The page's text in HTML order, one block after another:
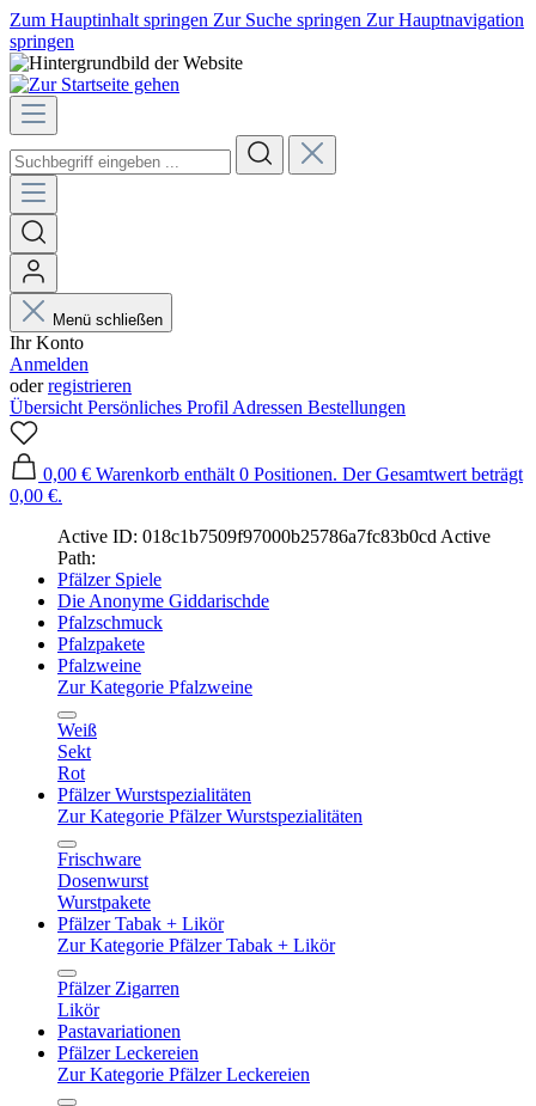
Zum Hauptinhalt springen Zur Suche springen Zur Hauptnavigation
springen
Menü schließen
Ihr Konto
Anmelden
oderregistrieren
Übersicht Persönliches Profil Adressen Bestellungen
0,00 € Warenkorb enthält 0 Positionen. Der Gesamtwert beträgt
0,00 €.
Active ID: 018c1b7509f97000b25786a7fc83b0cd Active
Path:
Pfälzer Spiele
Die Anonyme Giddarischde
Pfalzschmuck
Pfalzpakete
Pfalzweine
Zur Kategorie Pfalzweine
Weiß
Sekt
Rot
Pfälzer Wurstspezialitäten
Zur Kategorie Pfälzer Wurstspezialitäten
Frischware
Dosenwurst
Wurstpakete
Pfälzer Tabak + Likör
Zur Kategorie Pfälzer Tabak + Likör
Pfälzer Zigarren
Likör
Pastavariationen
Pfälzer Leckereien
Zur Kategorie Pfälzer Leckereien